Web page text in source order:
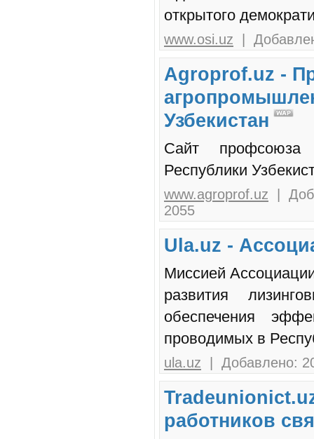
открытого
www.osi.uz |
Agroprof.uz -
Узбекистан
Сайт профсоюза
Республики
www.agroprof.uz |
2055
Ula.uz -
Миссией
развития
обеспечения
проводимых в
ula.uz | Добавлено:
работников